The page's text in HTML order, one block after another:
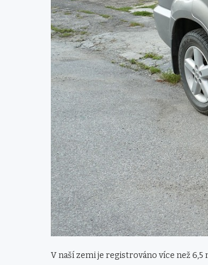
V naší zemi je registrováno více než